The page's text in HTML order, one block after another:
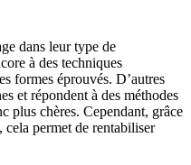
dans leur type de
à des techniques
formes éprouvés. D’autres
et répondent à des méthodes
plus chères. Cependant, grâce
cela permet de rentabiliser